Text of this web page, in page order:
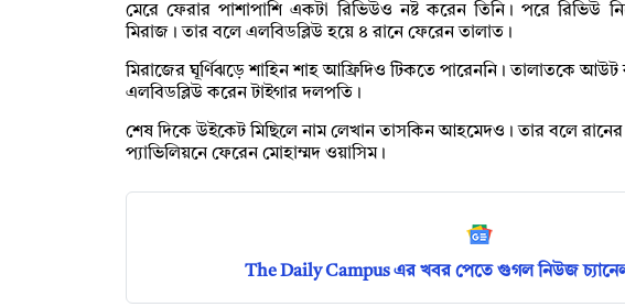
মেরে ফেরার পাশাপাশি একটা রিভিউও নষ্ট করেন তিনি। পরে রিভিউ
মিরাজ। তার বলে এলবিডব্লিউ হয়ে ৪ রানে ফেরেন তালাত।
মিরাজের ঘূর্ণিঝড়ে শাহিন শাহ আফ্রিদিও টিকতে পারেননি। তালাতকে
এলবিডব্লিউ করেন টাইগার দলপতি।
শেষ দিকে উইকেট মিছিলে নাম লেখান তাসকিন আহমেদও। তার বলে
প্যাভিলিয়নে ফেরেন মোহাম্মদ ওয়াসিম।
The Daily Campus এর খবর পেতে গুগল নিউজ